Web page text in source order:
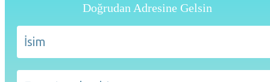
Doğrudan Adresine Gelsin